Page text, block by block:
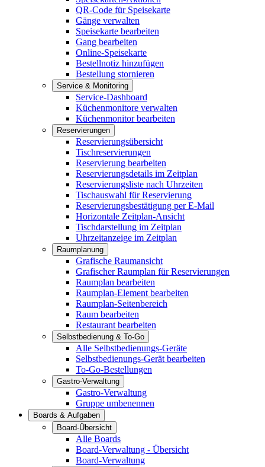
QR-Code für Speisekarte
Gänge verwalten
Speisekarte bearbeiten
Gang bearbeiten
Online-Speisekarte
Bestellnotiz hinzufügen
Bestellung stornieren
Service & Monitoring
Service-Dashboard
Küchenmonitore verwalten
Küchenmonitor bearbeiten
Reservierungen
Reservierungsübersicht
Tischreservierungen
Reservierung bearbeiten
Reservierungsdetails im Zeitplan
Reservierungsliste nach Uhrzeiten
Tischauswahl für Reservierung
Reservierungsbestätigung per E-Mail
Horizontale Zeitplan-Ansicht
Tischdarstellung im Zeitplan
Uhrzeitanzeige im Zeitplan
Raumplanung
Grafische Raumansicht
Grafischer Raumplan für Reservierungen
Raumplan bearbeiten
Raumplan-Element bearbeiten
Raumplan-Seitenbereich
Raum bearbeiten
Restaurant bearbeiten
Selbstbedienung & To-Go
Alle Selbstbedienungs-Geräte
Selbstbedienungs-Gerät bearbeiten
To-Go-Bestellungen
Gastro-Verwaltung
Gastro-Verwaltung
Gruppe umbenennen
Boards & Aufgaben
Board-Übersicht
Alle Boards
Board-Verwaltung - Übersicht
Board-Verwaltung